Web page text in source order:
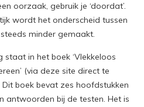
oorzaak, gebruik je ‘doordat’.
wordt het onderscheid tussen
steeds minder gemaakt.
staat in het boek ‘Vlekkeloos
(via deze site direct te
Dit boek bevat zes hoofdstukken
antwoorden bij de testen. Het is